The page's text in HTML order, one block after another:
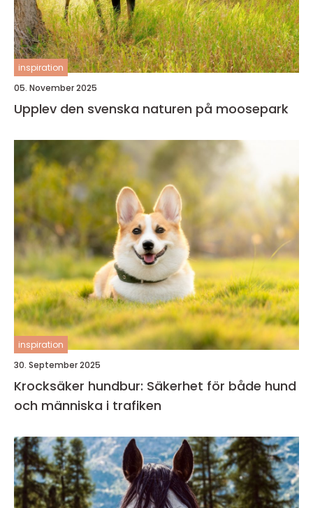
inspiration
05. November 2025
Upplev den svenska naturen på moosepark
inspiration
30. September 2025
Krocksäker hundbur: Säkerhet för både hund
och människa i trafiken